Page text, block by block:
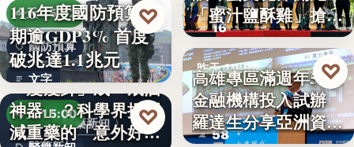
今天 15:02
國防預算
文字
116年度國防預算預
期逾GDP3% 首度
破兆達1.1兆元
♡
醫藥新知
今天 15:00
「瘦瘦針」成「戒酒
神器」？科學界揭開
減重藥的「意外好
♡
16
「蜜汁鹽酥雞」搶先
爆…
昨天 19:56
金融政策
58
高雄專區滿週年58家
金融機構投入試辦
羅達生分享亞洲資
♡